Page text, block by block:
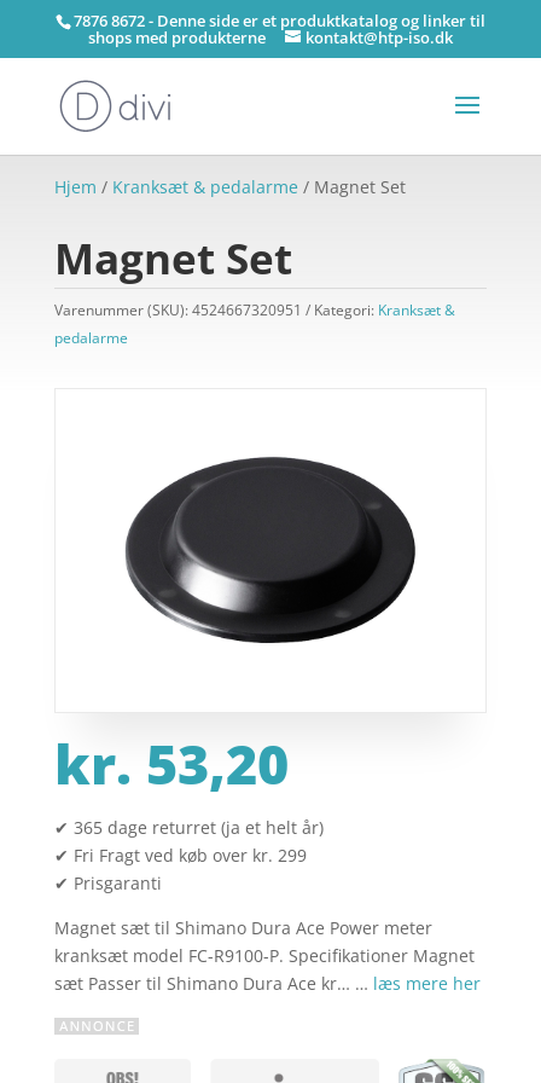
7876 8672 - Denne side er et produktkatalog og linker til
shops med produkterne kontakt@htp-iso.dk
Hjem / Kranksæt & pedalarme / Magnet Set
Magnet Set
Varenummer (SKU):4524667320951 Kategori: Kranksæt &
pedalarme
kr. 53,20
✔ 365 dage returret (ja et helt år)
✔ Fri Fragt ved køb over kr. 299
✔ Prisgaranti
Magnet sæt til Shimano Dura Ace Power meter
kranksæt model FC-R9100-P. Specifikationer Magnet
sæt Passer til Shimano Dura Ace kr… … læs mere her